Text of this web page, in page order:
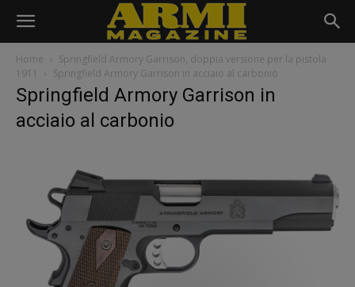
Home
Springfield Armory Garrison, doppia versione per la pistola
1911
Springfield Armory Garrison in acciaio al carbonio
Springfield Armory Garrison in
acciaio al carbonio